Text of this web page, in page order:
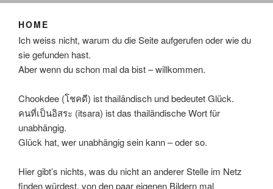
HOME
Ich weiss nicht, warum du die Seite aufgerufen oder wie du
sie gefunden hast.
Aber wenn du schon mal da bist – willkommen.
Chookdee (โชคดี) ist thailändisch und bedeutet Glück.
คนที่เป็นอิสระ (itsara) ist das thailändische Wort für
unabhängig.
Glück hat, wer unabhängig sein kann – oder so.
Hier gibt’s nichts, was du nicht an anderer Stelle im Netz
finden würdest, von den paar eigenen Bildern mal